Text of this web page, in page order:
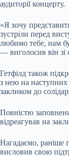
аудиторії концерту.
«Я хочу
зустріли перед
любимо тебе, нам
— виголосив він зі
Гетфілд також
з нею на наступних
закликом до
Повністю
відреагував на
Нагадаємо, раніше
висловив свою